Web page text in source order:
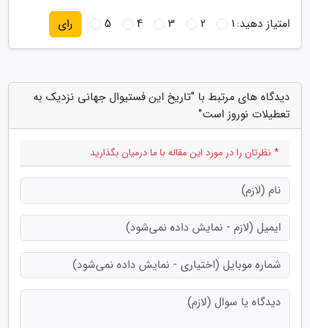
امتیاز دهید:1
2
3
4
5 رای
دیدگاه های مرتبط با "تاریخ این فستیوال جهانی نزدیک به
تعطیلات نوروز است"
* نظرتان را در مورد این مقاله با ما درمیان بگذارید